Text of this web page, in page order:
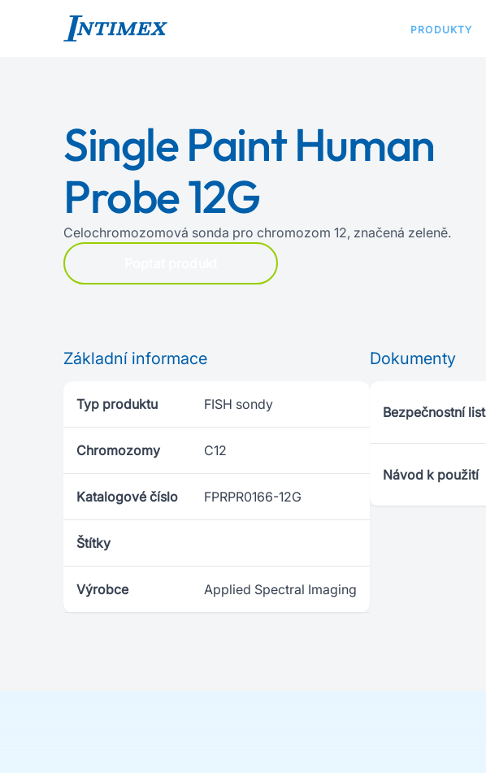
PRODUKTY
Single Paint Human
Probe 12G
Celochromozomová sonda pro chromozom 12, značená zeleně.
Základní informace
Typ produktu FISH sondy
Chromozomy C12
Katalogové číslo FPRPR0166-12G
Štítky
Výrobce Applied Spectral Imaging
Dokumenty
Bezpečnostní list
Návod k použití